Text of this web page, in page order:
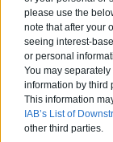
please use the
note that after your
seeing interest-
or personal
You may
information by third
This information
IAB’s List of
other third parties.